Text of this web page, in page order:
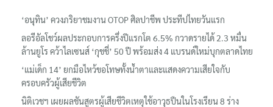
‘อนุทิน’ ควงภริยาชมงาน OTOP ศิลปาชีพ ประทีปไทยวันแรก
ลอรีอัลโชว์ผลประกอบการครึ่งปีแรกโต 6.5% กวาดรายได้ 2.3 หมื่น
ล้านยูโร คว้าไลเซนส์ ‘กุชชี่’ 50 ปี พร้อมส่ง 4 แบรนด์ใหม่บุกตลาดไทย
‘แม่เด็ก 14’ ยกมือไหว้ขอโทษทั้งน้ำตาและแสดงความเสียใจกับ
ครอบครัวผู้เสียชีวิต
นิติเวชฯ เผยผลชันสูตรผู้เสียชีวิตเหตุใช้อาวุธปืนในโรงเรียน 8 ร่าง